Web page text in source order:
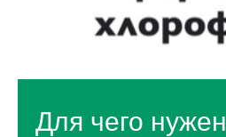
Для чего нужен